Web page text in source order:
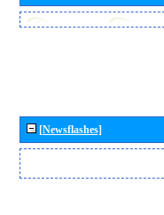
[Newsflashes]